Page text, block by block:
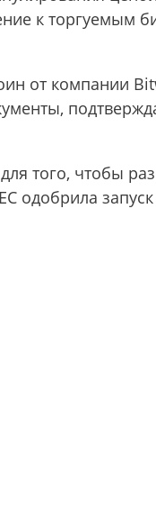
к торгуемым
от компании
того, чтобы
одобрила